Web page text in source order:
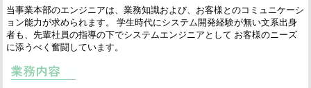
当事業本部のエンジニアは、業務知識および、お客様とのコミュニケーシ
ョン能力が求められます。 学生時代にシステム開発経験が無い文系出身
者も、先輩社員の指導の下でシステムエンジニアとして お客様のニーズ
に添うべく奮闘しています。